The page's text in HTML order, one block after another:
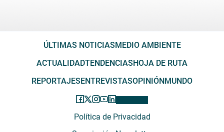
ÚLTIMAS NOTICIASMEDIO AMBIENTE
ACTUALIDADTENDENCIASHOJA DE RUTA
REPORTAJESENTREVISTASOPINIÓNMUNDO
Política de Privacidad